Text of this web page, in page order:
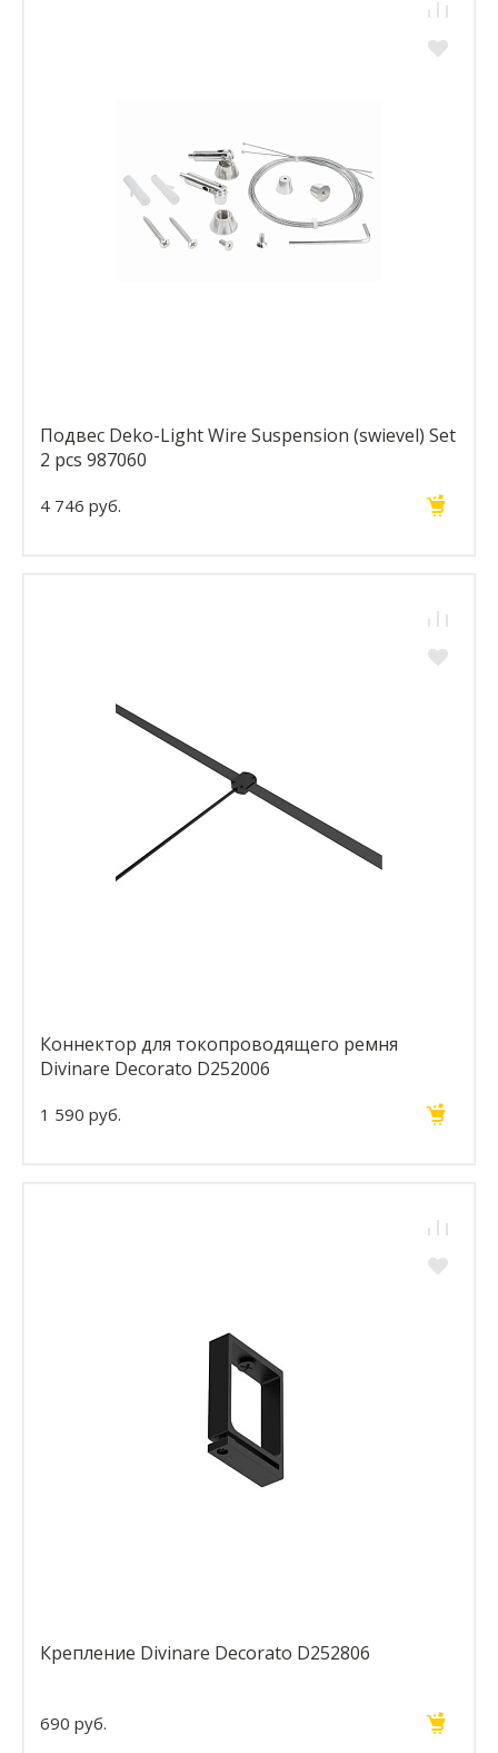
Подвес Deko-Light Wire Suspension (swievel) Set
2 pcs 987060
4 746 руб.
Коннектор для токопроводящего ремня
Divinare Decorato D252006
1 590 руб.
Крепление Divinare Decorato D252806
690 руб.